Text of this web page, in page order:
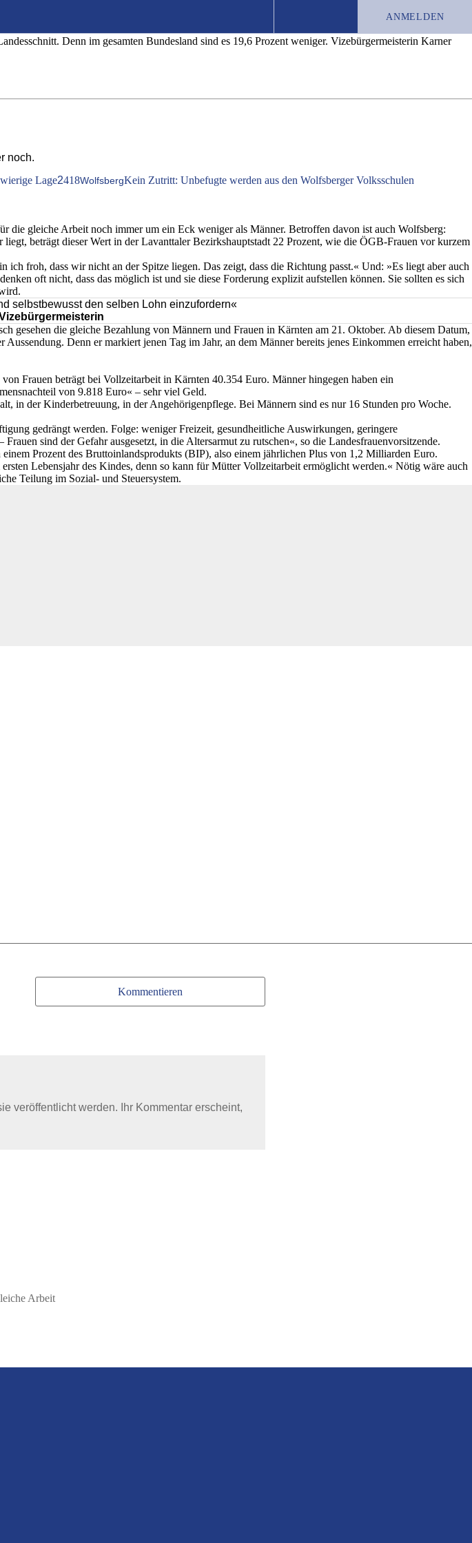
ANMELDEN
die gleiche Arbeit
Denn im gesamten Bundesland sind es 19,6 Prozent weniger. Vizebürgermeisterin Karner
noch.
Lage2418WolfsbergKein Zutritt: Unbefugte werden aus den Wolfsberger Volksschulen
die gleiche Arbeit noch immer um ein Eck weniger als Männer. Betroffen davon ist auch Wolfsberg:
beträgt dieser Wert in der Lavanttaler Bezirkshauptstadt 22 Prozent, wie die ÖGB-Frauen vor kurzem
froh, dass wir nicht an der Spitze liegen. Das zeigt, dass die Richtung passt.« Und: »Es liegt aber auch
oft nicht, dass das möglich ist und sie diese Forderung explizit aufstellen können. Sie sollten es sich
selbstbewusst den selben Lohn einzufordern«
gesehen die gleiche Bezahlung von Männern und Frauen in Kärnten am 21. Oktober. Ab diesem Datum,
Denn er markiert jenen Tag im Jahr, an dem Männer bereits jenes Einkommen erreicht haben,
Frauen beträgt bei Vollzeitarbeit in Kärnten 40.354 Euro. Männer hingegen haben ein
von 9.818 Euro« – sehr viel Geld.
in der Kinderbetreuung, in der Angehörigenpflege. Bei Männern sind es nur 16 Stunden pro Woche.
gedrängt werden. Folge: weniger Freizeit, gesundheitliche Auswirkungen, geringere
sind der Gefahr ausgesetzt, in die Altersarmut zu rutschen«, so die Landesfrauenvorsitzende.
Prozent des Bruttoinlandsprodukts (BIP), also einem jährlichen Plus von 1,2 Milliarden Euro.
Lebensjahr des Kindes, denn so kann für Mütter Vollzeitarbeit ermöglicht werden.« Nötig wäre auch
Teilung im Sozial- und Steuersystem.
Kommentieren
veröffentlicht werden. Ihr Kommentar erscheint,
Arbeit